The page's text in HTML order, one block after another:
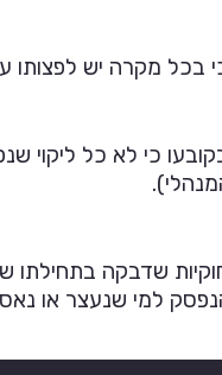
50 ימי אשפוז ולא על 6 ימי
כי לא כל ליקוי
שדבקה בתחילתו
למי שנעצר או